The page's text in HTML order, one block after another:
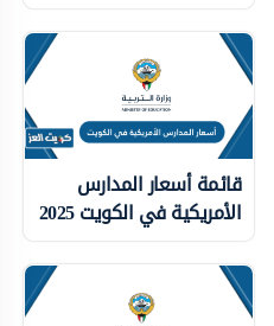
قائمة أسعار المدارس
الأمريكية في الكويت 2025